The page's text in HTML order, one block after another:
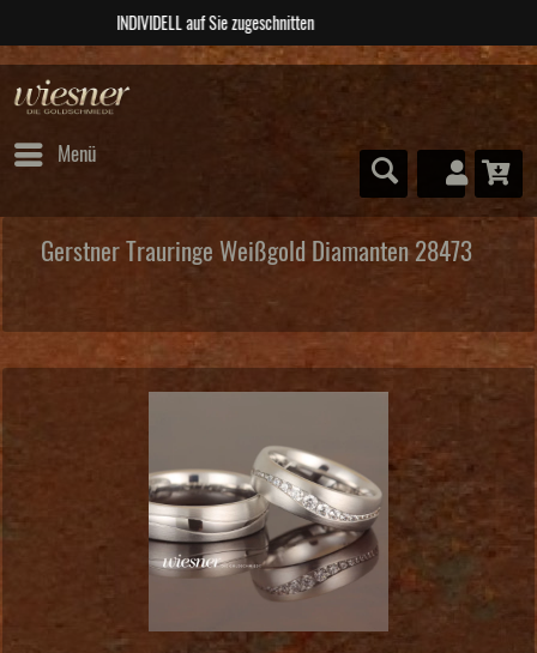
ABSOLUTE Unikate
Menü
Gerstner Trauringe Weißgold Diamanten 28473